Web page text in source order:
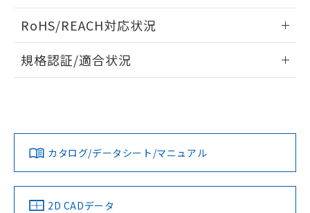
タイムチャート
A: 90mm以上、B: 50mm以上
検出物体の大きさと材質による影響
ドすることができます。
ログイン/会員登録
ダウンロードデータをご利用いただく前に、以下を必ずお読
みください。
ソフトウェアの使用条件
RoHS/REACH対応状況
EU RoHS 注意事項・凡例
対応済み
中国 RoHS 注意事項・凡例
規格認証/適合状況
LR型式承認
（イギリス
船舶規格）
DNV型式承認
（ノルウェー
BV型式承認
（フランス
KR型式
（韓国
カタログ/データシート/マニュアル
2D CADデータ